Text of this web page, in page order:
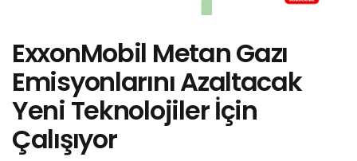
ExxonMobil Metan Gazı
Emisyonlarını Azaltacak
Yeni Teknolojiler İçin
Çalışıyor